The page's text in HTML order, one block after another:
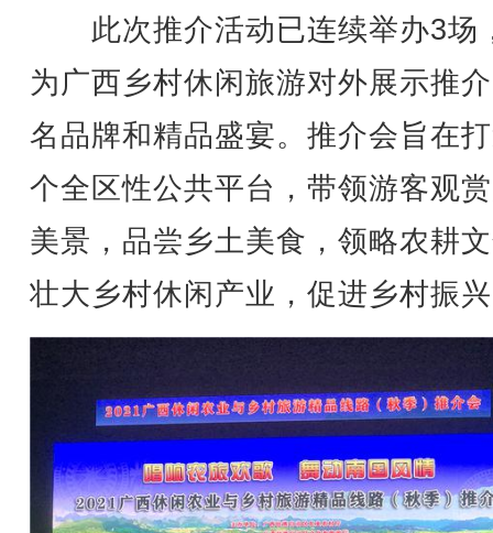
此次推介活动已连续举办3场
为广西乡村休闲旅游对外展示推
名品牌和精品盛宴。推介会旨在
个全区性公共平台，带领游客观
美景，品尝乡土美食，领略农耕
壮大乡村休闲产业，促进乡村振